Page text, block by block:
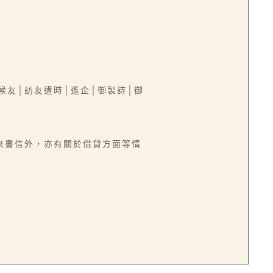
友│訪友遭時│遙企│御製詩│御
信外，亦有關於借貸方面等情